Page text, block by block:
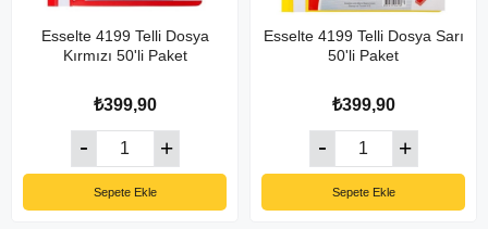
Esselte 4199 Telli Dosya
Kırmızı 50'li Paket
₺399,90
Sepete Ekle
Esselte 4199 Telli Dosya Sarı
50'li Paket
₺399,90
Sepete Ekle